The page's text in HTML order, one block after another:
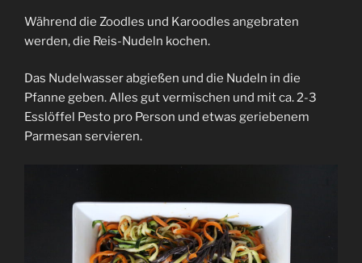
Während die Zoodles und Karoodles angebraten
werden, die Reis-Nudeln kochen.
Das Nudelwasser abgießen und die Nudeln in die
Pfanne geben. Alles gut vermischen und mit ca. 2-3
Esslöffel Pesto pro Person und etwas geriebenem
Parmesan servieren.